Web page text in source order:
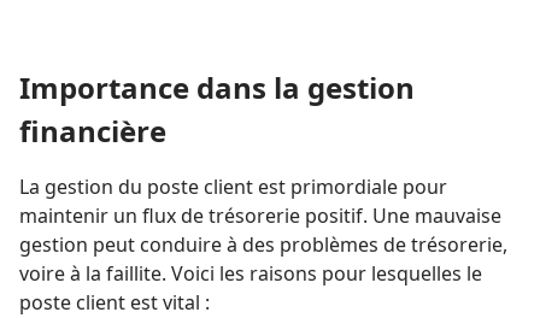
Importance dans la gestion
financière
La gestion du poste client est primordiale pour
maintenir un flux de trésorerie positif. Une mauvaise
gestion peut conduire à des problèmes de trésorerie,
voire à la faillite. Voici les raisons pour lesquelles le
poste client est vital :